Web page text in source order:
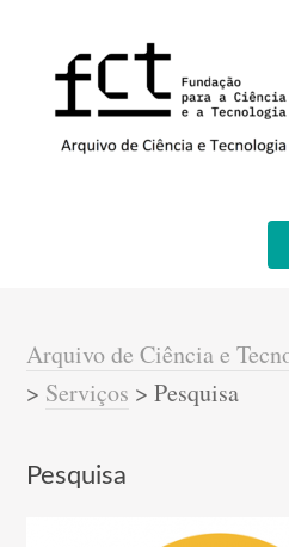
Arquivo de Ciência e
> Serviços >Pesquisa
Pesquisa